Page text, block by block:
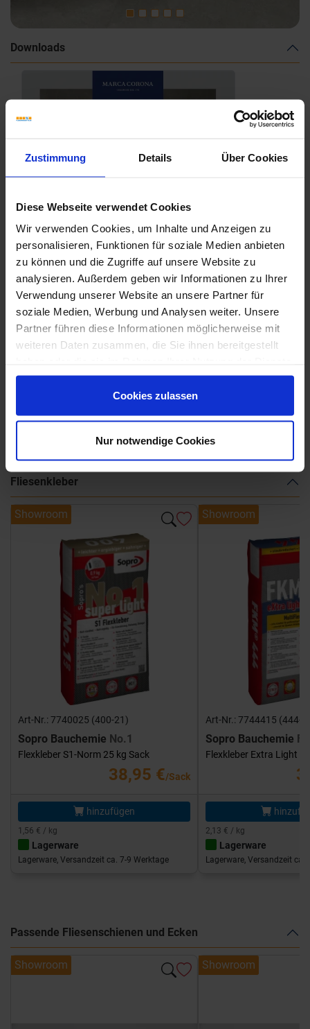
Zustimmung Details Über Cookies
Diese Webseite verwendet Cookies
Wir verwenden Cookies, um Inhalte und Anzeigen zu
personalisieren, Funktionen für soziale Medien anbieten
zu können und die Zugriffe auf unsere Website zu
analysieren. Außerdem geben wir Informationen zu Ihrer
Verwendung unserer Website an unsere Partner für
soziale Medien, Werbung und Analysen weiter. Unsere
Partner führen diese Informationen möglicherweise mit
weiteren Daten zusammen, die Sie ihnen bereitgestellt
gesammelt haben.
Cookies zulassen
Nur notwendige Cookies
Downloads
Weitere Serien von Marca Corona
Fliesenkleber
Showroom
Art-Nr.: 7740025 (400-21)
Sopro Bauchemie No.1
Flexkleber S1-Norm 25 kg Sack
38,95 €/Sack
hinzufügen
1,56 € / kg
Lagerware
Lagerware, Versandzeit ca. 7-9 Werktage
Showroom
Art-Nr.: 7744415 (444-
Sopro Bauchemie
Flexkleber Extra Light
2,13 € / kg
Lagerware
Lagerware, Versandzeit ca.
Passende Fliesenschienen und Ecken
Showroom Showroom